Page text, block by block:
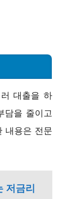
대출을 하
담을 줄이고
내용은 전문
저금리